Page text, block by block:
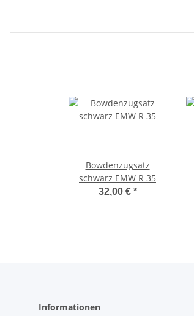
Bowdenzugsatz
schwarz EMW R 35
32,00 € *
Informationen